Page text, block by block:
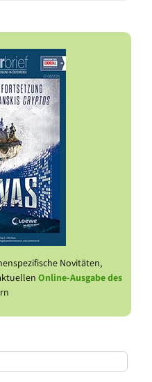
Novitäten,
Online-Ausgabe des